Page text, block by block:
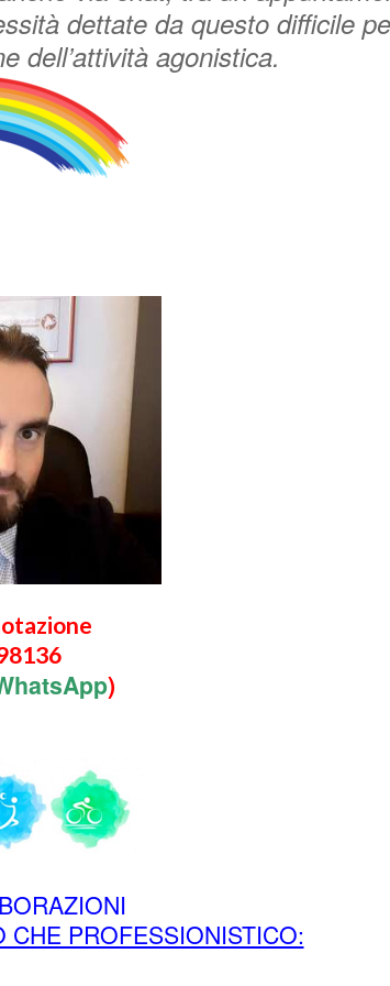
dettate da questo difficile
dell’attività agonistica.
)
CHE PROFESSIONISTICO: